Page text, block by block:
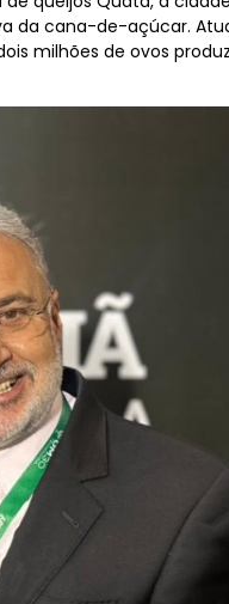
da cana-de-açúcar.
milhões de ovos